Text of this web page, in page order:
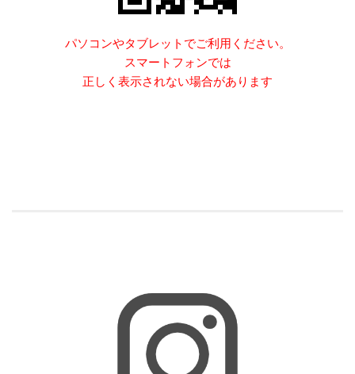
パソコンやタブレットでご利用ください。
スマートフォンでは
正しく表示されない場合があります